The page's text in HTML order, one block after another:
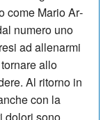
come Mario Ar­
numero uno
ad allenarmi
allo
Al ritorno in
con la